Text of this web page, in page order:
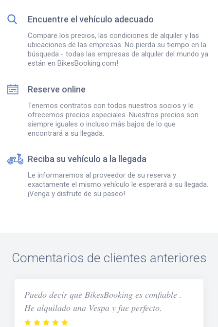
Encuentre el vehículo adecuado
Compare los precios, las condiciones de alquiler y las
ubicaciones de las empresas. No pierda su tiempo en la
búsqueda - todas las empresas de alquiler del mundo ya
están en BikesBooking.com!
Reserve online
Tenemos contratos con todos nuestros socios y le
ofrecemos precios especiales. Nuestros precios son
siempre iguales o incluso más bajos de lo que
encontrará a su llegada.
Reciba su vehículo a la llegada
Le informaremos al proveedor de su reserva y
exactamente el mismo vehículo le esperará a su llegada.
¡Venga y disfrute de su paseo!
Comentarios de clientes anteriores
Puedo decir que BikesBooking es confiable .
He alquilado una Vespa y fue perfecto.